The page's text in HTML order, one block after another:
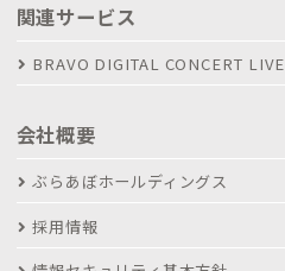
関連サービス
BRAVO DIGITAL CONCERT LIVE
会社概要
ぶらあぼホールディングス
採用情報